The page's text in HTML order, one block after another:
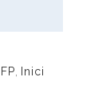
FP
Inici